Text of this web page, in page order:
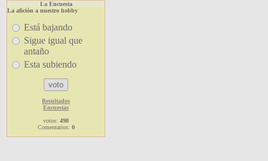
La Encuesta
La afición a nuestro hobby
Está bajando
Sigue igual que
antaño
Esta subiendo
Resultados
Encuestas
votos: 498
Comentarios: 0